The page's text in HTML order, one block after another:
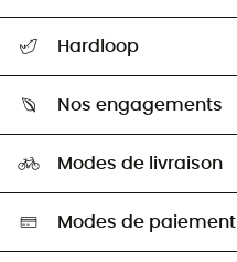
Guide des tailles
Seconde Main
Aide & Contact
Hardloop
HardGuides
Nos engagements
Sélection éco-responsable
Modes de livraison
Modes de paiement